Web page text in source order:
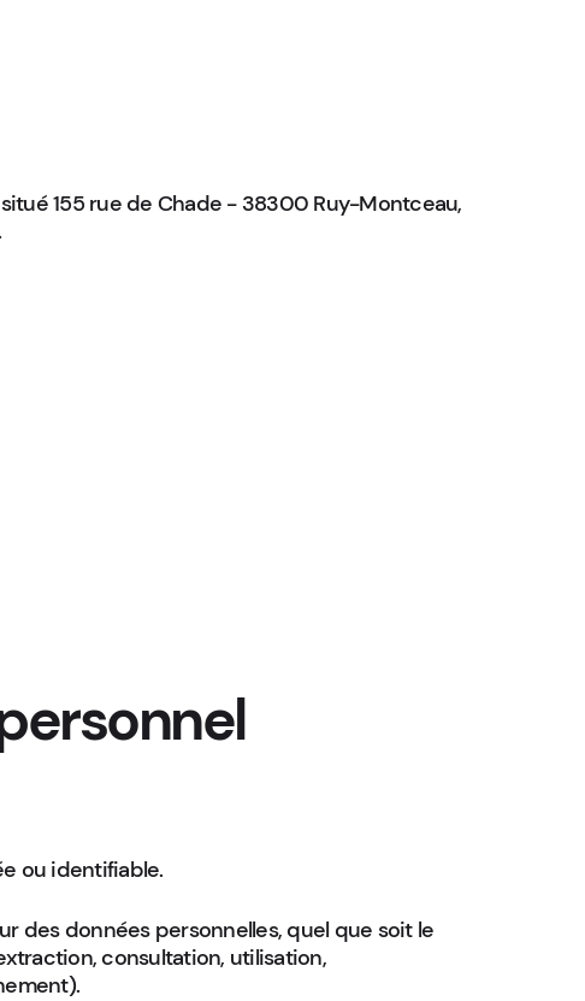
155 rue de Chade - 38300 Ruy-Montceau,
ou identifiable.
des données personnelles, quel que soit le
consultation, utilisation,